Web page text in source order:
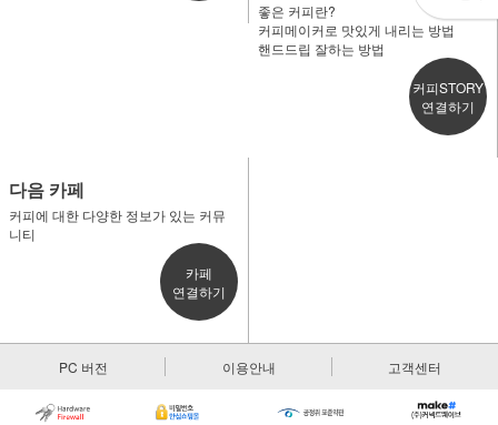
좋은 커피란?
커피메이커로 맛있게 내리는 방법
핸드드립 잘하는 방법
커피STORY
연결하기
다음 카페
커피에 대한 다양한 정보가 있는 커뮤
니티
카페
연결하기
PC 버전 이용안내 고객센터